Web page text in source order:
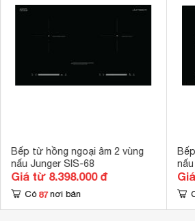
Thiết kế đèn cảnh báo bếp vẫn còn
Đa tính năng, không kén nồi, thời
Chế độ cài đặt hẹn giờ tắt/ bật tự
Thời gian tự động cài đặt lên đến
Bếp từ hồng ngoại âm 2 vùng
nấu Junger SIS-68
Giá từ 8.398.000 đ
Có 87 nơi bán